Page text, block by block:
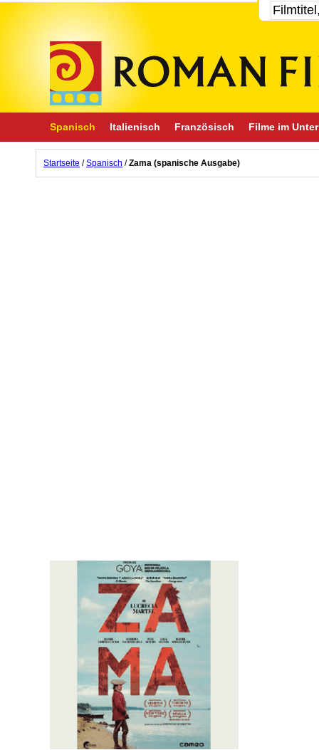
Spanisch Italienisch Französisch Filme im
Startseite /Spanisch /Zama (spanische Ausgabe)